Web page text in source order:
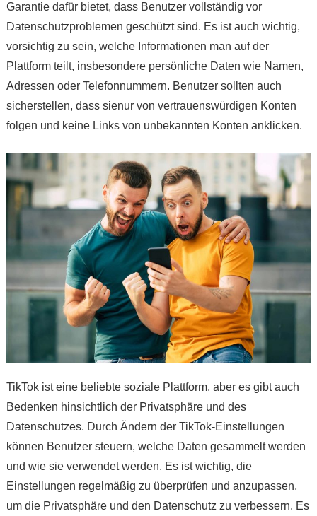
Garantie dafür bietet, dass Benutzer vollständig vor
Datenschutzproblemen geschützt sind. Es ist auch wichtig,
vorsichtig zu sein, welche Informationen man auf der
Plattform teilt, insbesondere persönliche Daten wie Namen,
Adressen oder Telefonnummern. Benutzer sollten auch
sicherstellen, dass sienur von vertrauenswürdigen Konten
folgen und keine Links von unbekannten Konten anklicken.
TikTok ist eine beliebte soziale Plattform, aber es gibt auch
Bedenken hinsichtlich der Privatsphäre und des
Datenschutzes. Durch Ändern der TikTok-Einstellungen
können Benutzer steuern, welche Daten gesammelt werden
und wie sie verwendet werden. Es ist wichtig, die
Einstellungen regelmäßig zu überprüfen und anzupassen,
um die Privatsphäre und den Datenschutz zu verbessern. Es